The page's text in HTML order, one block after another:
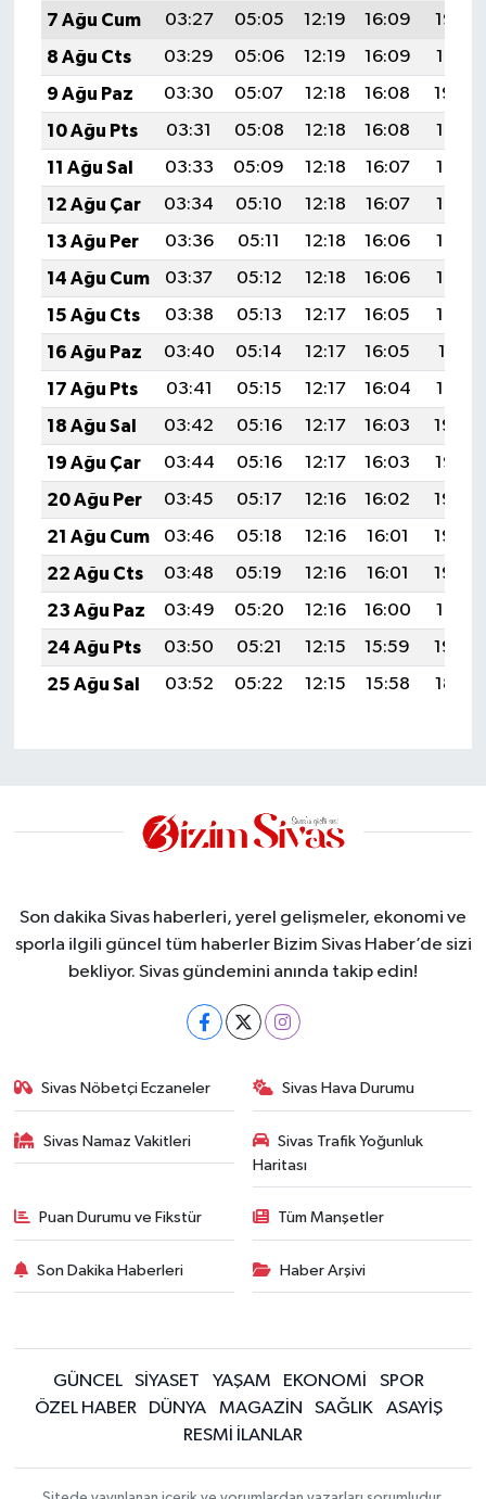
7 Ağu Cum
03:27 05:05 12:19 16:09
19:22
8 Ağu Cts
03:29 05:06 12:19 16:09
19:21
9 Ağu Paz
03:30 05:07 12:18 16:08
19:20
10 Ağu Pts
03:31 05:08 12:18 16:08
19:19
11 Ağu Sal
03:33 05:09 12:18 16:07
19:17
12 Ağu Çar
03:34 05:10 12:18 16:07
19:16
13 Ağu Per
03:36 05:11 12:18 16:06
19:15
14 Ağu Cum
03:37 05:12 12:18 16:06
19:14
15 Ağu Cts
03:38 05:13 12:17 16:05
19:12
16 Ağu Paz
03:40 05:14 12:17 16:05
19:11
17 Ağu Pts
03:41 05:15 12:17 16:04
19:10
18 Ağu Sal
03:42 05:16 12:17 16:03
19:08
19 Ağu Çar
03:44 05:16 12:17 16:03
19:07
20 Ağu Per
03:45 05:17 12:16 16:02
19:05
21 Ağu Cum
03:46 05:18 12:16 16:01
19:04
22 Ağu Cts
03:48 05:19 12:16 16:01
19:03
23 Ağu Paz
03:49 05:20 12:16 16:00
19:01
24 Ağu Pts
03:50 05:21 12:15 15:59
19:00
25 Ağu Sal
03:52 05:22 12:15 15:58 18:58
Son dakika Sivas haberleri, yerel gelişmeler, ekonomi ve
sporla ilgili güncel tüm haberler Bizim Sivas Haber’de sizi
bekliyor. Sivas gündemini anında takip edin!
Sivas Nöbetçi Eczaneler Sivas Hava Durumu
Sivas Namaz Vakitleri
Sivas Trafik Yoğunluk
Haritası
Puan Durumu ve Fikstür Tüm Manşetler
Son Dakika Haberleri Haber Arşivi
GÜNCEL SİYASET YAŞAM EKONOMİ
SPOR
ÖZEL HABER
DÜNYA MAGAZİN SAĞLIK
ASAYİŞ
RESMİ İLANLAR